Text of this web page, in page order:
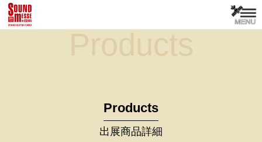
Products
Products
出展商品詳細